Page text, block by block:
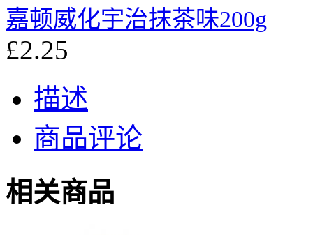
嘉顿威化宇治抹茶味200g
£2.25
描述
商品评论
相关商品